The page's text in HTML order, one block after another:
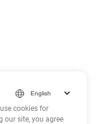
cookies for
our site, you agree